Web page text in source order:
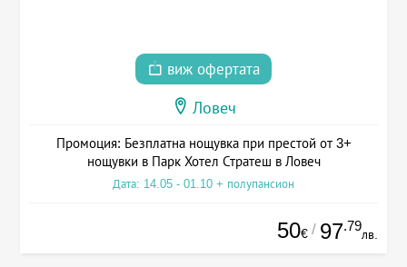
виж офертата
Ловеч
Промоция: Безплатна нощувка при престой от 3+
нощувки в Парк Хотел Стратеш в Ловеч
Дата: 14.05 - 01.10 + полупансион
50€ / 97.79
лв.